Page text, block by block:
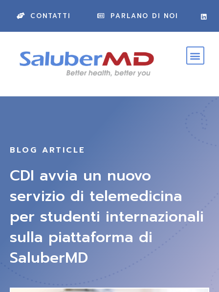
CONTATTI PARLANO DI NOI
BLOG ARTICLE
CDI avvia un nuovo
servizio di telemedicina
per studenti internazionali
sulla piattaforma di
SaluberMD